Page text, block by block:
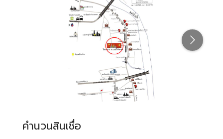
คำนวนสินเชื่อ